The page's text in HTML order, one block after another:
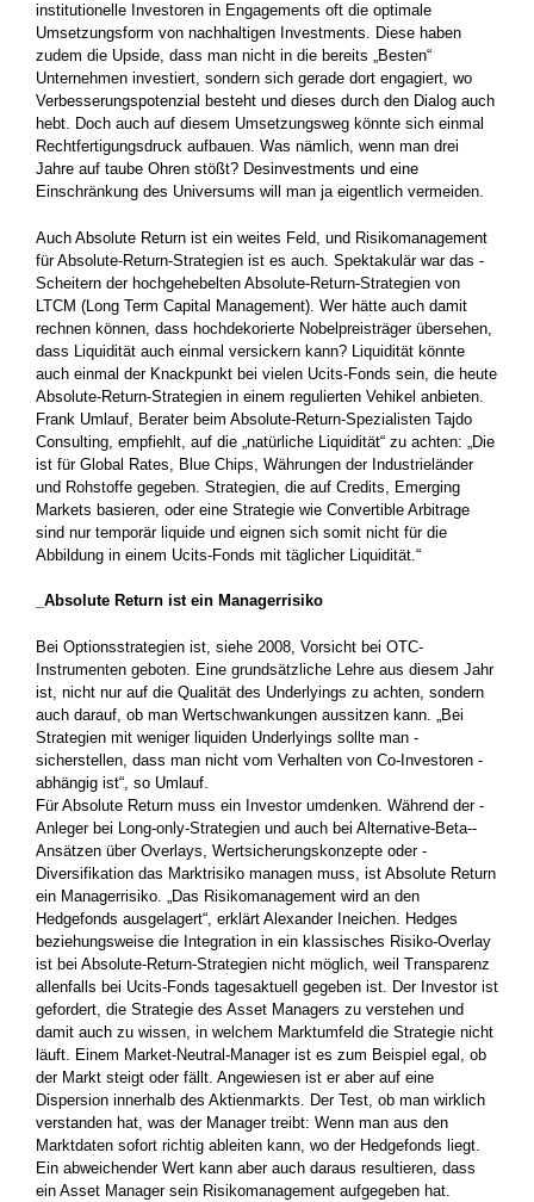
institutionelle Investoren in Engagements oft die optimale
Umsetzungs­form von nachhaltigen Investments. Diese haben
zudem die Upside, dass man nicht in die bereits „Besten“
Unternehmen ­investiert, sondern sich gerade dort engagiert, wo
Verbesserungspotenzial besteht und dieses durch den Dialog auch
hebt. Doch auch auf diesem Umsetzungsweg könnte sich einmal
Rechtfertigungsdruck aufbauen. Was nämlich, wenn man drei
Jahre auf taube Ohren stößt? Desinvestments und ­eine
Einschränkung des Universums will man ja eigentlich ­vermeiden.
Auch Absolute Return ist ein weites Feld, und Risikomanagement
für Absolute-Return-Strategien ist es auch. Spektakulär war das ­
Scheitern der hochgehebelten Absolute-Return-Strategien von
LTCM (Long Term Capital Management). Wer hätte auch damit
rechnen ­können, dass hochdekorierte Nobelpreisträger übersehen,
dass ­Liquidität auch einmal versickern kann? Liquidität könnte
auch ­einmal der Knackpunkt bei vielen Ucits-Fonds sein, die heute
Absolute-Return-­Strategien in einem regulierten Vehikel anbieten.
Frank ­Umlauf, ­Berater beim Absolute-Return-Spezialisten Tajdo
Consulting, ­empfiehlt, auf die „natürliche Liquidität“ zu achten: „Die
ist für Global Rates, Blue Chips, Währungen der Industrieländer
und Rohstoffe ­gegeben. Strategien, die auf Credits, Emerging
Markets basieren, oder eine Strategie wie Convertible Arbitrage
sind nur temporär liquide und eignen sich somit nicht für die
Abbildung in einem Ucits-Fonds mit täglicher Liquidität.“
_Absolute Return ist ein Managerrisiko
Bei Optionsstrategien ist, siehe 2008, ­Vorsicht bei OTC-
Instrumenten geboten. Eine grundsätzliche Lehre aus diesem Jahr
ist, nicht nur auf die Qualität des Underlyings zu ­achten, sondern
auch darauf, ob man Wertschwankungen aussitzen kann. „Bei
Strategien mit ­weniger liquiden Underlyings sollte man ­
sicherstellen, dass man nicht vom Verhalten von Co-Investoren ­
abhängig ist“, so Umlauf.
Für Absolute Return muss ein Investor umdenken. Während der ­
Anleger bei Long-only-Strategien und auch bei Alternative-Beta-­
Ansätzen über Overlays, Wertsicherungskonzepte oder ­
Diversifikation das Marktrisiko managen muss, ist Absolute Return
ein ­Managerrisiko. „Das Risikomanagement wird an den
Hedgefonds ausgelagert“, ­erklärt Alexander Ineichen. Hedges
beziehungsweise die Integration in ein klassisches Risiko-Overlay
ist bei Absolute-Return-Strategien nicht möglich, weil Transparenz
allenfalls bei Ucits-Fonds tages­aktuell ­gegeben ist. Der Investor ist
gefordert, die Strategie des Asset Managers zu verstehen und
damit auch zu wissen, in welchem Markt­umfeld die Strategie nicht
läuft. Einem Market-Neutral-Manager ist es zum ­Beispiel egal, ob
der Markt steigt oder fällt. Angewiesen ist er aber auf eine
Dispersion innerhalb des Aktienmarkts. Der Test, ob man wirklich
verstanden hat, was der Manager treibt: Wenn man aus den
Marktdaten sofort richtig ableiten kann, wo der Hedgefonds liegt.
Ein abweichender Wert kann aber auch daraus resultieren, dass
ein Asset Manager sein Risikomanagement aufgegeben hat.